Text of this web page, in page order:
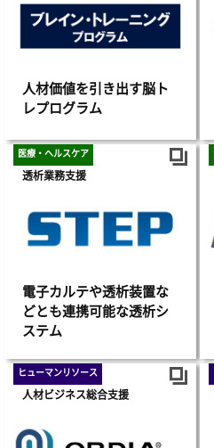
人材価値を引き出す脳ト
レプログラム
医療・ヘルスケア
透析業務支援
電子カルテや透析装置な
どとも連携可能な透析シ
ステム
ヒューマンリソース
人材ビジネス総合支援